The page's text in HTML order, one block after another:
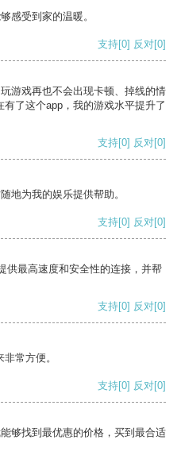
感受到家的温暖。
支持[0] 反对[0]
游戏再也不会出现卡顿、掉线的情
了这个app，我的游戏水平提升了
支持[0] 反对[0]
地为我的娱乐提供帮助。
支持[0] 反对[0]
供最高速度和安全性的连接，并帮
支持[0] 反对[0]
常方便。
支持[0] 反对[0]
够找到最优惠的价格，买到最合适